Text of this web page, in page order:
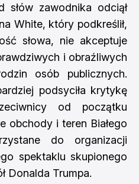
słów zawodnika odciął
White, który podkreślił,
słowa, nie akceptuje
i obraźliwych
osób publicznych.
podsyciła krytykę
od początku
obchody i teren Białego
do organizacji
spektaklu skupionego
Donalda Trumpa.